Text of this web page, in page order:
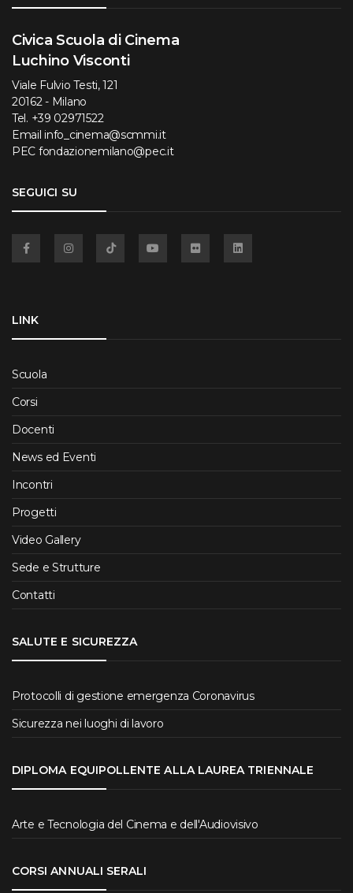
Civica Scuola di Cinema
Luchino Visconti
Viale Fulvio Testi, 121
20162 - Milano
Tel. +39 02971522
Email info_cinema@scmmi.it
PEC fondazionemilano@pec.it
SEGUICI SU
LINK
Scuola
Corsi
Docenti
News ed Eventi
Incontri
Progetti
Video Gallery
Sede e Strutture
Contatti
SALUTE E SICUREZZA
Protocolli di gestione emergenza Coronavirus
Sicurezza nei luoghi di lavoro
DIPLOMA EQUIPOLLENTE ALLA LAUREA TRIENNALE
Arte e Tecnologia del Cinema e dell'Audiovisivo
CORSI ANNUALI SERALI